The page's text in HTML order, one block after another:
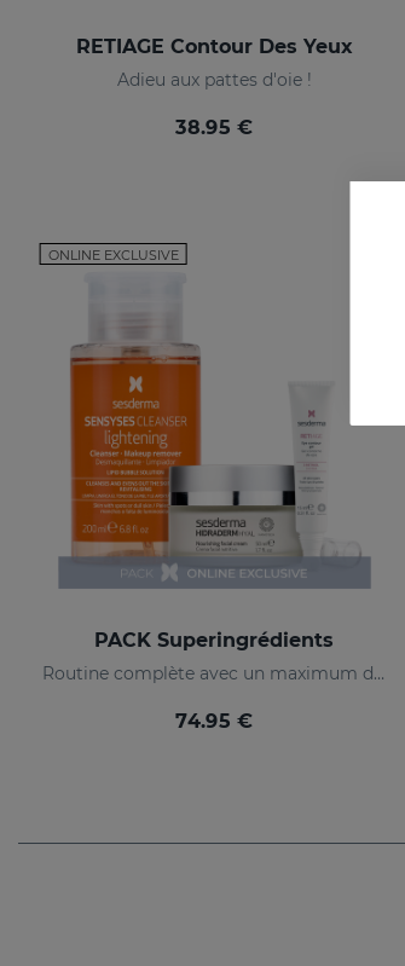
RETIAGE Contour Des Yeux
Adieu aux pattes d'oie !
38.95 €
ONLINE EXCLUSIVE
PACK Superingrédients
Routine complète avec un maximum d'hydratation, d'éclat et d'action anti-âge.
74.95 €